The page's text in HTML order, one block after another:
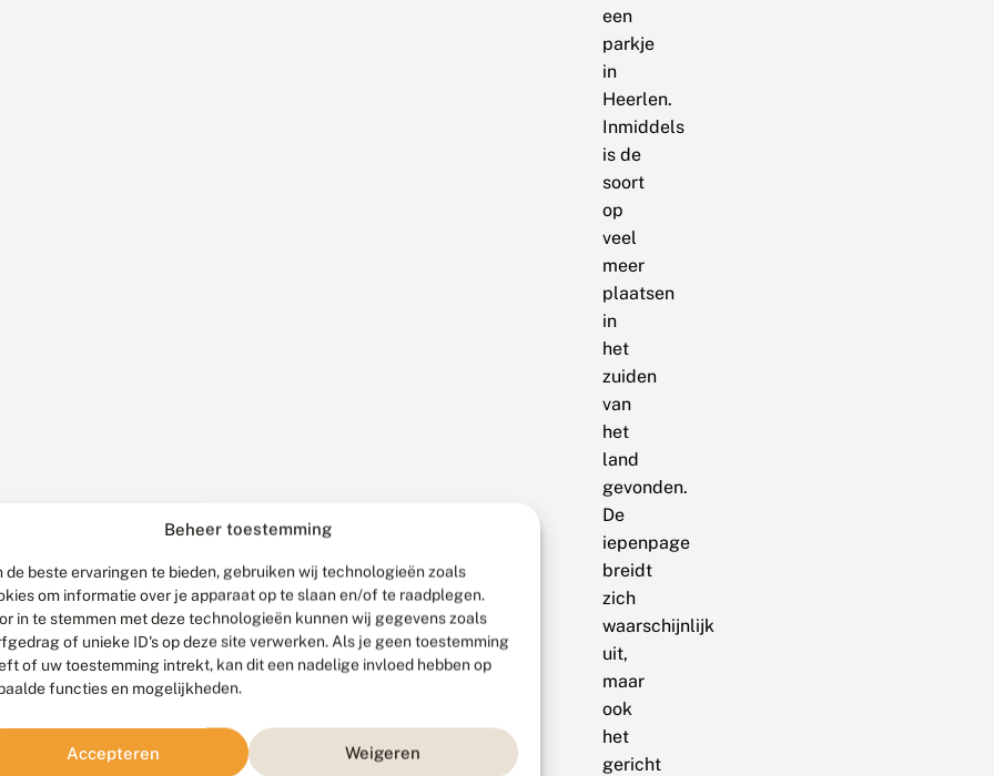
Beheer toestemming
de beste ervaringen te bieden, gebruiken wij technologieën zoals
om informatie over je apparaat op te slaan en/of te raadplegen.
in te stemmen met deze technologieën kunnen wij gegevens zoals
of unieke ID's op deze site verwerken. Als je geen toestemming
of uw toestemming intrekt, kan dit een nadelige invloed hebben op
functies en mogelijkheden.
Accepteren Weigeren
een
parkje
in
Heerlen.
Inmiddels
is de
soort
op
veel
meer
plaatsen
in
het
zuiden
van
het
land
gevonden.
De
iepenpage
breidt
zich
waarschijnlijk
uit,
maar
ook
het
gericht